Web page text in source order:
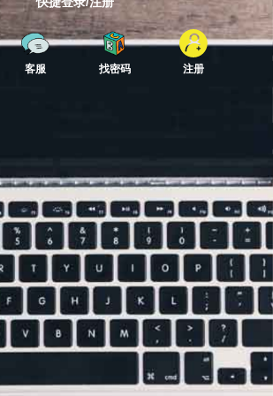
客服 找密码 注册